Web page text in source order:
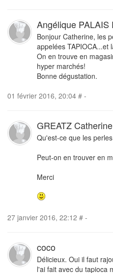
Angélique PALAIS
Bonjour Catherine, les
appelées TAPIOCA...et
On en trouve en
hyper marchés!
Bonne dégustation.
01 février 2016, 20:04 # -
GREATZ Catherine
Qu'est-ce que les
Peut-on en trouver en
Merci
27 janvier 2016, 22:12 # -
coco
Délicieux. Oui il faut
l'ai fait avec du tapioca